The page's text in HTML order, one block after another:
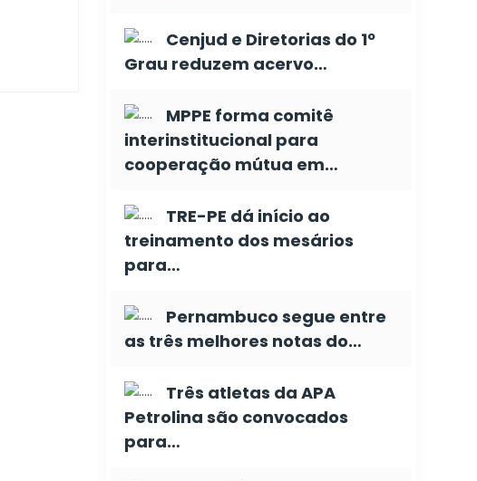
Cenjud e Diretorias do 1º
Grau reduzem acervo…
MPPE forma comitê
interinstitucional para
cooperação mútua em…
TRE-PE dá início ao
treinamento dos mesários
para…
Pernambuco segue entre
as três melhores notas do…
Três atletas da APA
Petrolina são convocados
para…